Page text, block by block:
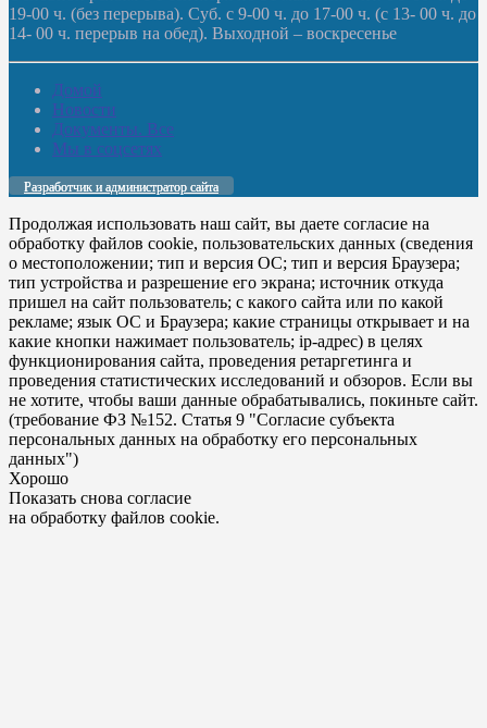
19-00 ч. (без перерыва). Суб. с 9-00 ч. до 17-00 ч. (с 13- 00 ч. до
14- 00 ч. перерыв на обед). Выходной – воскресенье
Домой
Новости
Документы. Все
Мы в соцсетях
Разработчик и администратор сайта
Продолжая использовать наш сайт, вы даете согласие на
обработку файлов cookie, пользовательских данных (сведения
о местоположении; тип и версия ОС; тип и версия Браузера;
тип устройства и разрешение его экрана; источник откуда
пришел на сайт пользователь; с какого сайта или по какой
рекламе; язык ОС и Браузера; какие страницы открывает и на
какие кнопки нажимает пользователь; ip-адрес) в целях
функционирования сайта, проведения ретаргетинга и
проведения статистических исследований и обзоров. Если вы
не хотите, чтобы ваши данные обрабатывались, покиньте сайт.
(требование ФЗ №152. Статья 9 "Согласие субъекта
персональных данных на обработку его персональных
данных")
Хорошо
Показать снова согласие
на обработку файлов cookie.